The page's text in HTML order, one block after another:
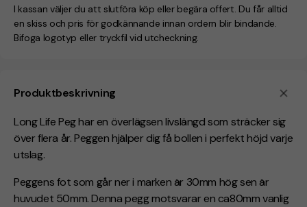
Produktbeskrivning
Long Life Peg har en överlägsen livslängd som sträcker sig
över flera år. Peggen hjälper dig få bollen i perfekt höjd varje
utslag.
Peggens fot som går ner i marken är 30mm hög sen är
huvudet 50mm. Denna pegg motsvarar en ca80mm vanlig
I kassan väljer du att slutföra köp eller begära offert. Du får alltid
en skiss och pris för godkännande innan ordern blir bindande.
Bifoga logotyp eller tryckfil vid utcheckning.